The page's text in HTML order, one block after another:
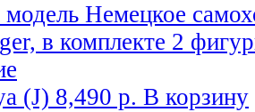
Немецкое
в комплекте 2
(J) 8,490 р. В корзину